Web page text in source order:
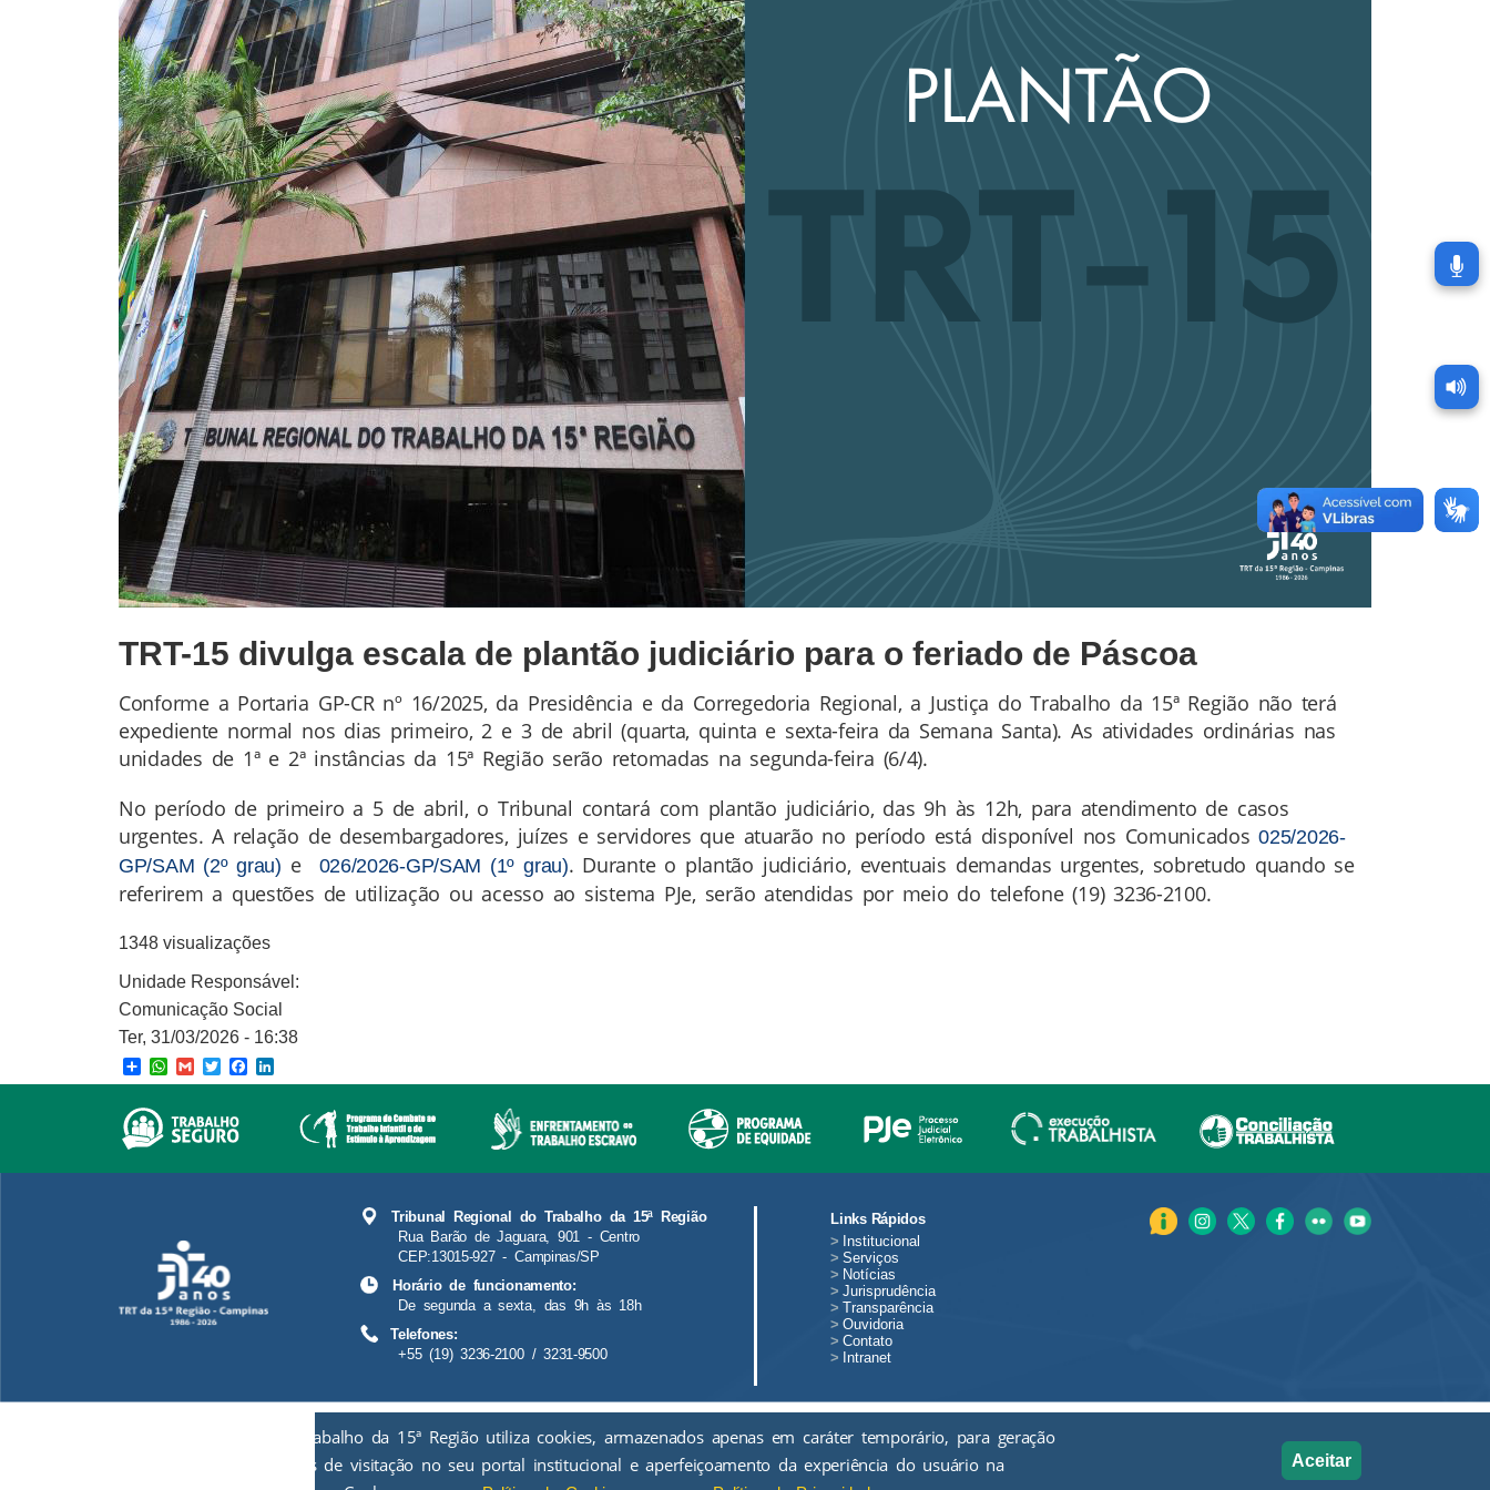
TRT-15 divulga escala de plantão judiciário para o feriado de Páscoa
Conteúdo
da
Notícia
Conforme a Portaria GP-CR nº 16/2025, da Presidência e da Corregedoria Regional, a Justiça do Trabalho da 15ª Região não terá
expediente normal nos dias primeiro, 2 e 3 de abril (quarta, quinta e sexta-feira da Semana Santa). As atividades ordinárias nas
unidades de 1ª e 2ª instâncias da 15ª Região serão retomadas na segunda-feira (6/4).
No período de primeiro a 5 de abril, o Tribunal contará com plantão judiciário, das 9h às 12h, para atendimento de casos
urgentes. A relação de desembargadores, juízes e servidores que atuarão no período está disponível nos Comunicados025/2026-
GP/SAM (2º grau) e 026/2026-GP/SAM (1º grau). Durante o plantão judiciário, eventuais demandas urgentes, sobretudo quando se
referirem a questões de utilização ou acesso ao sistema PJe, serão atendidas por meio do telefone (19) 3236-2100.
1348 visualizações
Unidade Responsável:
Comunicação Social
Ter, 31/03/2026 - 16:38
ShareWhatsApp
GmailTwitterFacebook
Tribunal Regional do Trabalho da 15ª Região
Rua Barão de Jaguara, 901 - Centro
CEP:13015-927 - Campinas/SP
Horário de funcionamento:
De segunda a sexta, das 9h às 18h
Telefones:
+55 (19) 3236-2100 / 3231-9500
Links Rápidos
> Institucional
> Serviços
> Notícias
> Jurisprudência
> Transparência
> Ouvidoria
> Contato
> Intranet
O Tribunal Regional do Trabalho da 15ª Região utiliza cookies, armazenados apenas em caráter temporário, para geração
de informações estatísticas de visitação no seu portal institucional e aperfeiçoamento da experiência do usuário na
Aceitar